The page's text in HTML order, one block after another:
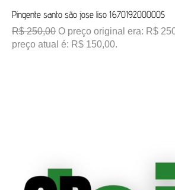
Pingente santo são jose liso 1670192000005
R$250,00 O preço original era: R$
preço atual é: R$ 150,00.